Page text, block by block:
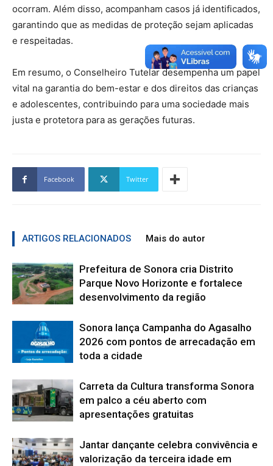
ocorram. Além disso, acompanham casos já identificados,
garantindo que as medidas de proteção sejam aplicadas
e respeitadas.
Em resumo, o Conselheiro Tutelar desempenha um papel
vital na garantia do bem-estar e dos direitos das crianças
e adolescentes, contribuindo para uma sociedade mais
justa e protetora para as gerações futuras.
Facebook Twitter
ARTIGOS RELACIONADOS Mais do autor
Prefeitura de Sonora cria Distrito
Parque Novo Horizonte e fortalece
desenvolvimento da região
Sonora lança Campanha do Agasalho
2026 com pontos de arrecadação em
toda a cidade
Carreta da Cultura transforma Sonora
em palco a céu aberto com
apresentações gratuitas
Jantar dançante celebra convivência e
valorização da terceira idade em